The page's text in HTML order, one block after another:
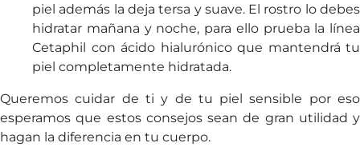
piel además la deja tersa y suave. El rostro lo debes
hidratar mañana y noche, para ello prueba la línea
Cetaphil con ácido hialurónico que mantendrá tu
piel completamente hidratada.
Queremos cuidar de ti y de tu piel sensible por eso
esperamos que estos consejos sean de gran utilidad y
hagan la diferencia en tu cuerpo.